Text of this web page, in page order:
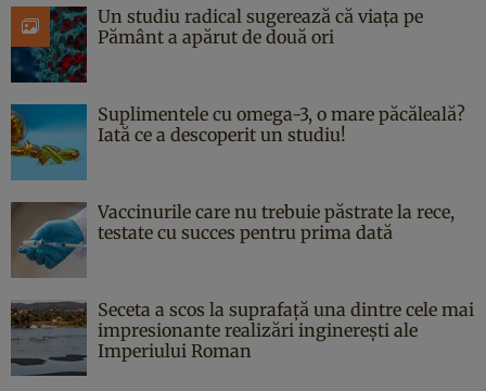
Un studiu radical sugerează că viața pe
Pământ a apărut de două ori
Suplimentele cu omega-3, o mare păcăleală?
Iată ce a descoperit un studiu!
Vaccinurile care nu trebuie păstrate la rece,
testate cu succes pentru prima dată
Seceta a scos la suprafață una dintre cele mai
impresionante realizări inginerești ale
Imperiului Roman